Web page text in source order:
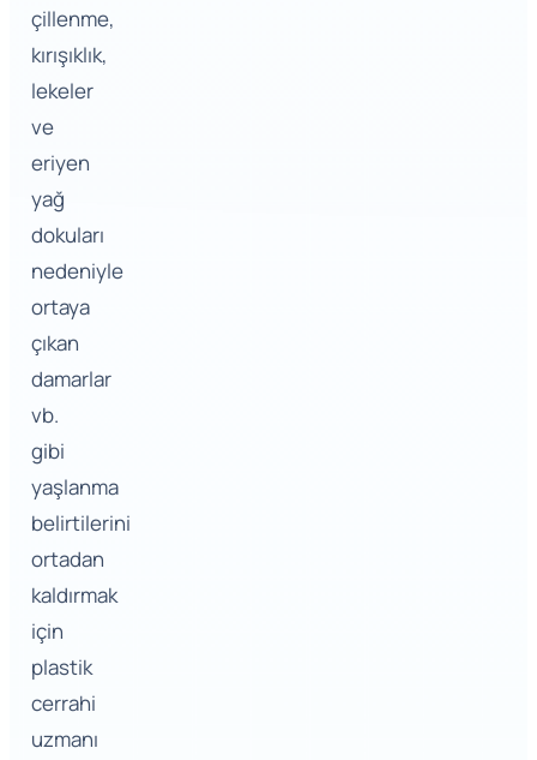
çillenme,
kırışıklık,
lekeler
ve
eriyen
yağ
dokuları
nedeniyle
ortaya
çıkan
damarlar
vb.
gibi
yaşlanma
belirtilerini
ortadan
kaldırmak
için
plastik
cerrahi
uzmanı